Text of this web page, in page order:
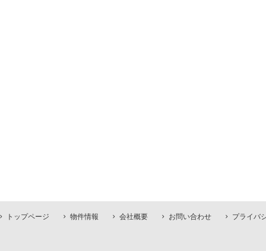
トップページ 物件情報 会社概要 お問い合わせ プライバ